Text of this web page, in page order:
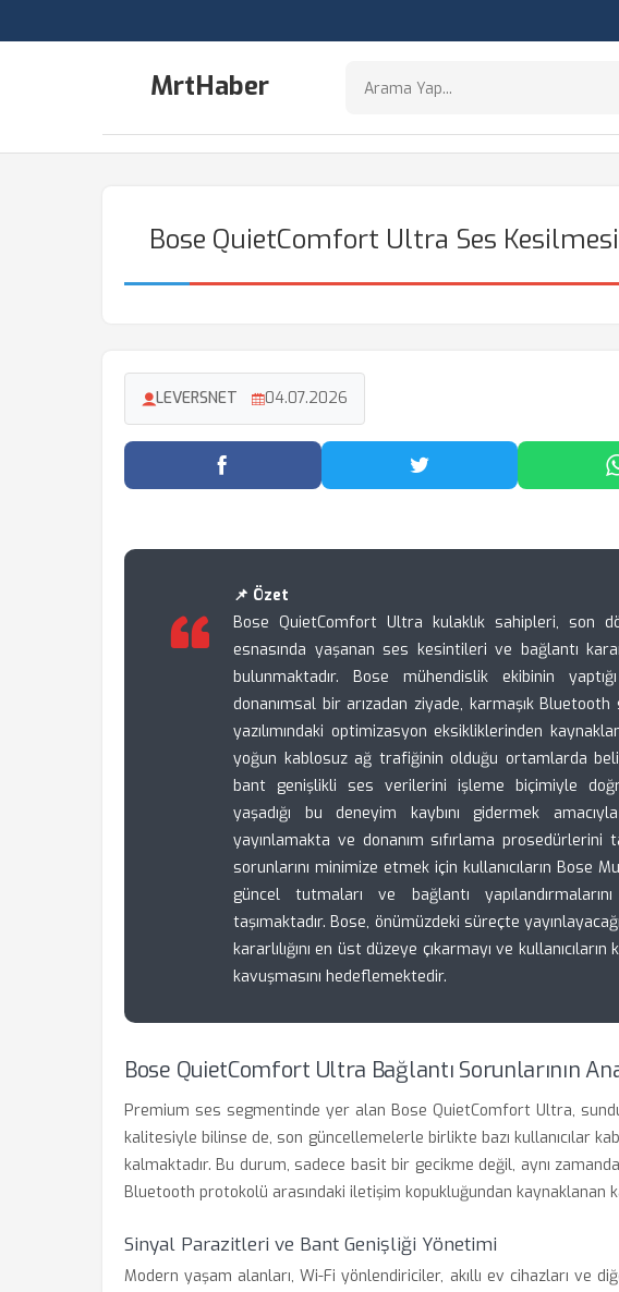
MrtHaber
Bose QuietComfort Ultra Ses
LEVERSNET 04.07.2026
Facebook'ta Paylaş Twitter'da Paylaş
📌 Özet
Bose QuietComfort Ultra kulaklık sahipleri, son
esnasında yaşanan ses kesintileri ve bağlantı
bulunmaktadır. Bose mühendislik ekibinin
donanımsal bir arızadan ziyade, karmaşık
yazılımındaki optimizasyon eksikliklerinden
yoğun kablosuz ağ trafiğinin olduğu ortamlarda
bant genişlikli ses verilerini işleme biçimiyle
yaşadığı bu deneyim kaybını gidermek
yayınlamakta ve donanım sıfırlama
sorunlarını minimize etmek için kullanıcıların Bose
güncel tutmaları ve bağlantı
taşımaktadır. Bose, önümüzdeki süreçte
kararlılığını en üst düzeye çıkarmayı ve
kavuşmasını hedeflemektedir.
Bose QuietComfort Ultra Bağlantı Sorunlarının
Premium ses segmentinde yer alan Bose QuietComfort Ultra,
kalitesiyle bilinse de, son güncellemelerle birlikte bazı kullanıcılar
kalmaktadır. Bu durum, sadece basit bir gecikme değil, aynı
Bluetooth protokolü arasındaki iletişim kopukluğundan kaynaklanan
Sinyal Parazitleri ve Bant Genişliği Yönetimi
Modern yaşam alanları, Wi-Fi yönlendiriciler, akıllı ev cihazları ve